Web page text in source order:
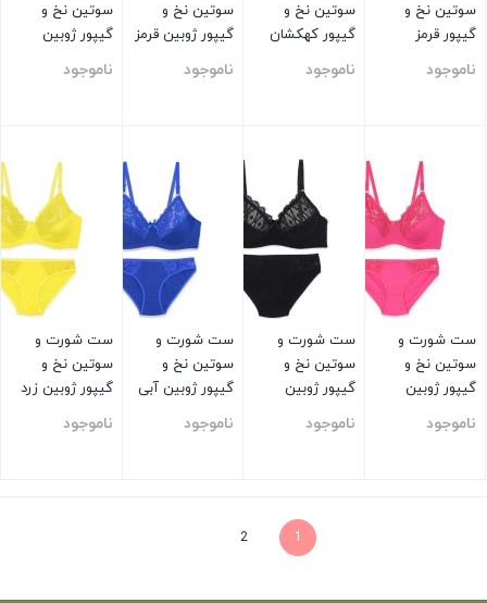
سوتین نخ و
گیپور قرمز
ناموجود
سوتین نخ و
گیپور کهکشان
ناموجود
سوتین نخ و
گیپور ژوبین قرمز
ناموجود
سوتین نخ و
گیپور ژوبین
ناموجود
ست شورت و
سوتین نخ و
گیپور ژوبین
ناموجود
ست شورت و
سوتین نخ و
گیپور ژوبین
ناموجود
ست شورت و
سوتین نخ و
گیپور ژوبین آبی
ناموجود
ست شورت و
سوتین نخ و
گیپور ژوبین زرد
ناموجود
1
2